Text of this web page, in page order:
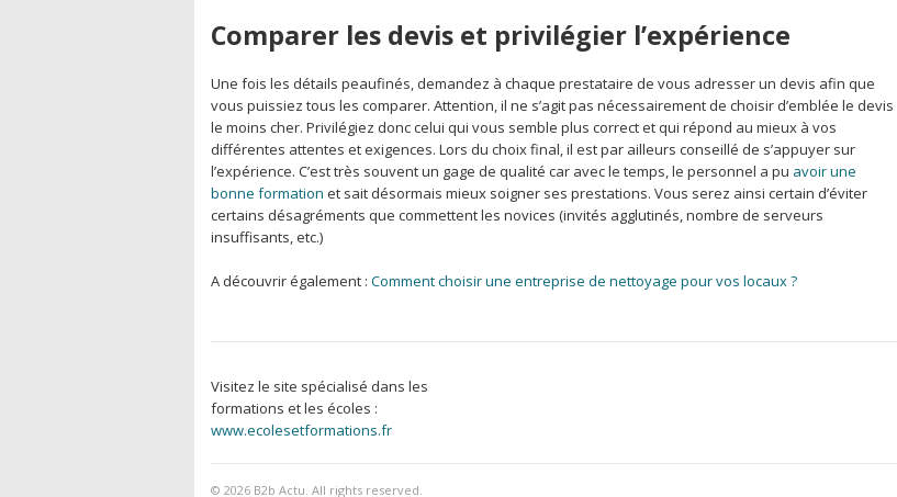
Comparer les devis et privilégier l’expérience
Une fois les détails peaufinés, demandez à chaque prestataire de vous adresser un devis afin que
vous puissiez tous les comparer. Attention, il ne s’agit pas nécessairement de choisir d’emblée le devis
le moins cher. Privilégiez donc celui qui vous semble plus correct et qui répond au mieux à vos
différentes attentes et exigences. Lors du choix final, il est par ailleurs conseillé de s’appuyer sur
l’expérience. C’est très souvent un gage de qualité car avec le temps, le personnel a pu avoir une
bonne formation et sait désormais mieux soigner ses prestations. Vous serez ainsi certain d’éviter
certains désagréments que commettent les novices (invités agglutinés, nombre de serveurs
insuffisants, etc.)
A découvrir également : Comment choisir une entreprise de nettoyage pour vos locaux ?
Visitez le site spécialisé dans les
formations et les écoles :
www.ecolesetformations.fr
© 2026 B2b Actu. All rights reserved.